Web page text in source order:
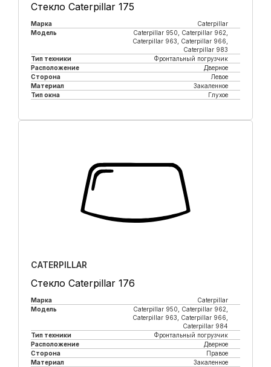
Стекло Caterpillar 175
Марка
Caterpillar
Модель
Caterpillar 950, Caterpillar 962,
Caterpillar 963, Caterpillar 966,
Caterpillar 983
Тип техники
Фронтальный погрузчик
Расположение
Дверное
Сторона
Левое
Материал
Закаленное
Тип окна
Глухое
CATERPILLAR
Стекло Caterpillar 176
Марка
Caterpillar
Модель
Caterpillar 950, Caterpillar 962,
Caterpillar 963, Caterpillar 966,
Caterpillar 984
Тип техники
Фронтальный погрузчик
Расположение
Дверное
Сторона
Правое
Материал
Закаленное